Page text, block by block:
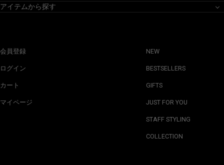
アイテムから探す
会員登録
ログイン
カート
マイページ
NEW
BESTSELLERS
GIFTS
JUST FOR YOU
STAFF STYLING
COLLECTION